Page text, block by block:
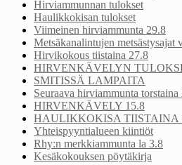
Hirviammunnan tulokset
Haulikkokisan tulokset
Viimeinen hirviammunta 29.8
Metsäkanalintujen metsästysajat
Hirvikokous tiistaina 27.8
HIRVENKÄVELYN
SMITISSÄ LAMPAITA
Seuraava hirviammunta torstaina
HIRVENKÄVELY 15.8
HAULIKKOKISA TIISTAINA
Yhteispyyntialueen kiintiöt
Rhy:n merkkiammunta la 3.8
Kesäkokouksen pöytäkirja